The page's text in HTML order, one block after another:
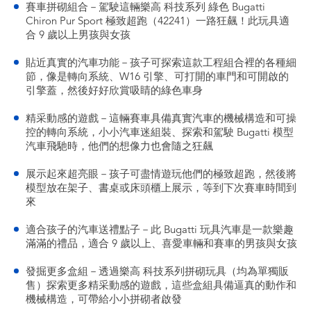
賽車拼砌組合－駕駛這輛樂高 科技系列 綠色 Bugatti
Chiron Pur Sport 極致超跑（42241）一路狂飆！此玩具適
合 9 歲以上男孩與女孩
貼近真實的汽車功能－孩子可探索這款工程組合裡的各種細
節，像是轉向系統、W16 引擎、可打開的車門和可開啟的
引擎蓋，然後好好欣賞吸睛的綠色車身
精采動感的遊戲－這輛賽車具備真實汽車的機械構造和可操
控的轉向系統，小小汽車迷組裝、探索和駕駛 Bugatti 模型
汽車飛馳時，他們的想像力也會隨之狂飆
展示起來超亮眼－孩子可盡情遊玩他們的極致超跑，然後將
模型放在架子、書桌或床頭櫃上展示，等到下次賽車時間到
來
適合孩子的汽車送禮點子－此 Bugatti 玩具汽車是一款樂趣
滿滿的禮品，適合 9 歲以上、喜愛車輛和賽車的男孩與女孩
發掘更多盒組－透過樂高 科技系列拼砌玩具（均為單獨販
售）探索更多精采動感的遊戲，這些盒組具備逼真的動作和
機械構造，可帶給小小拼砌者啟發